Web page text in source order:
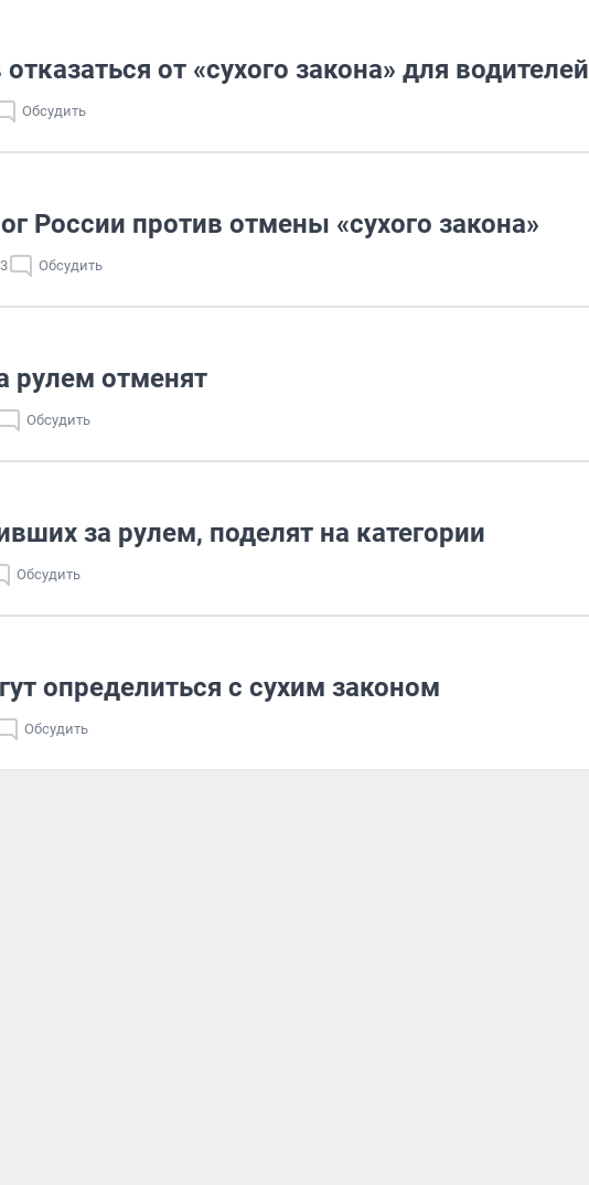
от «сухого закона» для водителей
Обсудить
России против отмены «сухого закона»
Обсудить
рулем отменят
Обсудить
за рулем, поделят на категории
Обсудить
определиться с сухим законом
Обсудить